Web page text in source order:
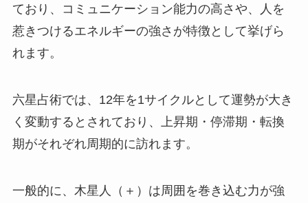
ており、コミュニケーション能力の高さや、人を
惹きつけるエネルギーの強さが特徴として挙げら
れます。
六星占術では、12年を1サイクルとして運勢が大き
く変動するとされており、上昇期・停滞期・転換
期がそれぞれ周期的に訪れます。
一般的に、木星人（＋）は周囲を巻き込む力が強